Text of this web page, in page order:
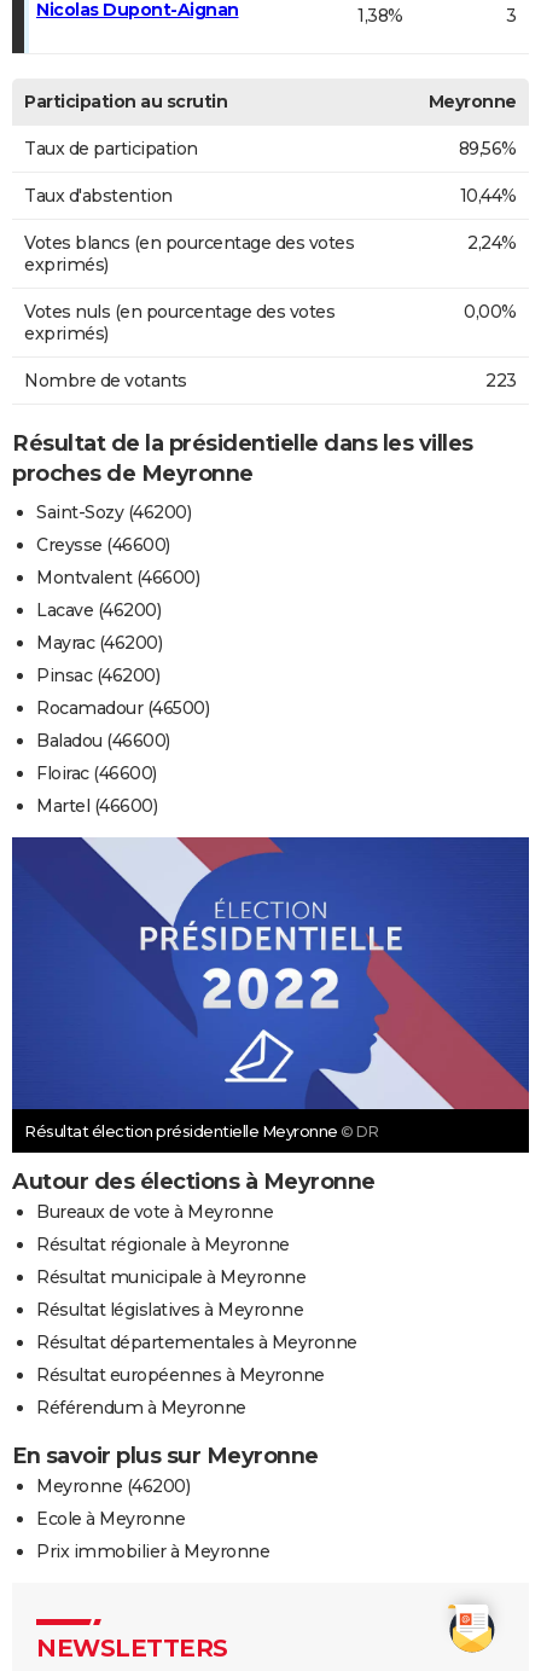
Nicolas Dupont-Aignan 1,38% 3
Participation au scrutin Meyronne
Taux de participation 89,56%
Taux d'abstention 10,44%
Votes blancs (en pourcentage des votes
exprimés)
2,24%
Votes nuls (en pourcentage des votes
exprimés)
0,00%
Nombre de votants 223
Résultat de la présidentielle dans les villes
proches de Meyronne
Saint-Sozy (46200)
Creysse (46600)
Montvalent (46600)
Lacave (46200)
Mayrac (46200)
Pinsac (46200)
Rocamadour (46500)
Baladou (46600)
Floirac (46600)
Martel (46600)
Résultat élection présidentielle Meyronne © DR
Autour des élections à Meyronne
Bureaux de vote à Meyronne
Résultat régionale à Meyronne
Résultat municipale à Meyronne
Résultat législatives à Meyronne
Résultat départementales à Meyronne
Résultat européennes à Meyronne
Référendum à Meyronne
En savoir plus sur Meyronne
Meyronne (46200)
Ecole à Meyronne
Prix immobilier à Meyronne
NEWSLETTERS